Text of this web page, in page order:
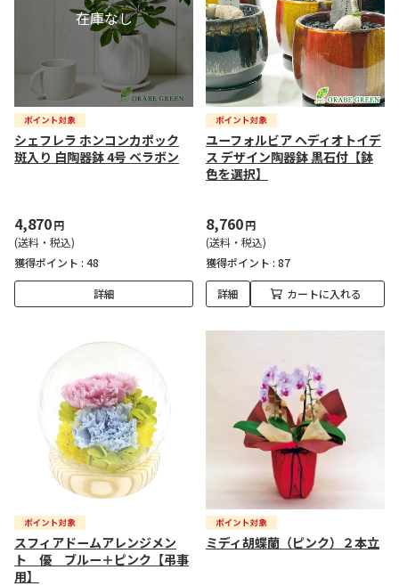
シェフレラ ホンコンカポック
斑入り 白陶器鉢 4号 ベラボン
4,870円
(送料・税込)
獲得ポイント : 48
詳細
ユーフォルビア ヘディオトイデ
ス デザイン陶器鉢 黒石付【鉢
色を選択】
8,760円
(送料・税込)
獲得ポイント : 87
詳細 カートに入れる
スフィアドームアレンジメン
ト 優 ブルー＋ピンク【弔事
用】
ミディ胡蝶蘭（ピンク）２本立